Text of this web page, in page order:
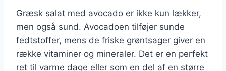
Græsk salat med avocado er ikke kun lækker,
men også sund. Avocadoen tilføjer sunde
fedtstoffer, mens de friske grøntsager giver en
række vitaminer og mineraler. Det er en perfekt
ret til varme dage eller som en del af en større